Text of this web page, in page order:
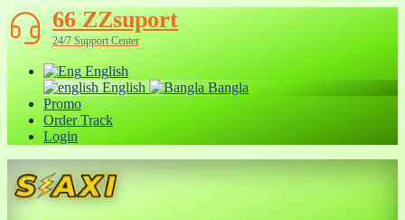
66 ZZsuport
24/7 Support Center
English
English
Bangla
Promo
Order Track
Login